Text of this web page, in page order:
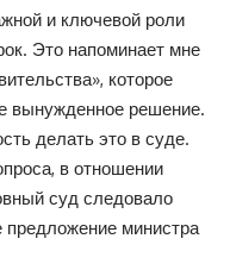
и ключевой роли
Это напоминает мне
которое
вынужденное решение.
делать это в суде.
в отношении
суд следовало
предложение министра